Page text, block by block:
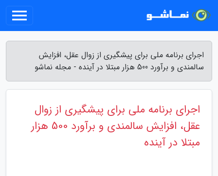
اجرای برنامه ملی برای پیشگیری از زوال عقل، افزایش
سالمندی و برآورد 500 هزار مبتلا در آینده - مجله نماشو
اجرای برنامه ملی برای پیشگیری از زوال
عقل، افزایش سالمندی و برآورد 500 هزار
مبتلا در آینده